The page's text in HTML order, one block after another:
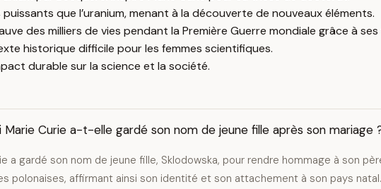
que l’uranium, menant à la découverte de nouveaux éléments.
des milliers de vies pendant la Première Guerre mondiale grâce à
historique difficile pour les femmes scientifiques.
durable sur la science et la société.
Marie Curie a-t-elle gardé son nom de jeune fille après son mariage
a gardé son nom de jeune fille, Sklodowska, pour rendre hommage à son
polonaises, affirmant ainsi son identité et son attachement à son pays natal.